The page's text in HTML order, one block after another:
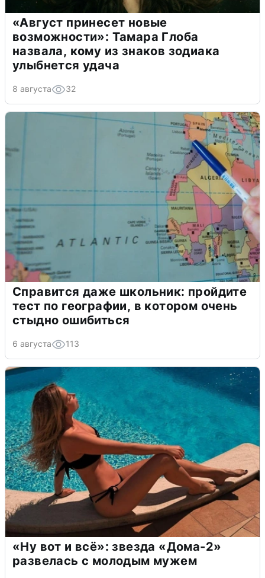
«Август принесет новые
возможности»: Тамара Глоба
назвала, кому из знаков зодиака
улыбнется удача
8 августа 32
Справится даже школьник: пройдите
тест по географии, в котором очень
стыдно ошибиться
6 августа 113
«Ну вот и всё»: звезда «Дома-2»
развелась с молодым мужем